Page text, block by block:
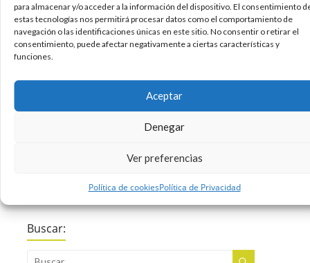
para almacenar y/o acceder a la información del dispositivo. El consentimiento
estas tecnologías nos permitirá procesar datos como el comportamiento de
navegación o las identificaciones únicas en este sitio. No consentir o retirar el
consentimiento, puede afectar negativamente a ciertas características y
funciones.
Aceptar
Denegar
Ver preferencias
Política de cookiesPolítica de Privacidad
La mayoría de nosotros hace ya un par de
semanas que volvimos al trabajo del break de
Semana Santa (y los afortunados que se
cogieron la de Pascua hace un poquito menos).
Diseño Sin comentarios
Buscar: